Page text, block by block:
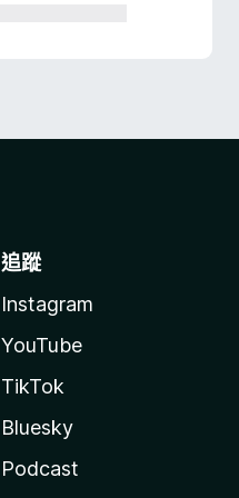
追蹤
Instagram
YouTube
TikTok
Bluesky
Podcast